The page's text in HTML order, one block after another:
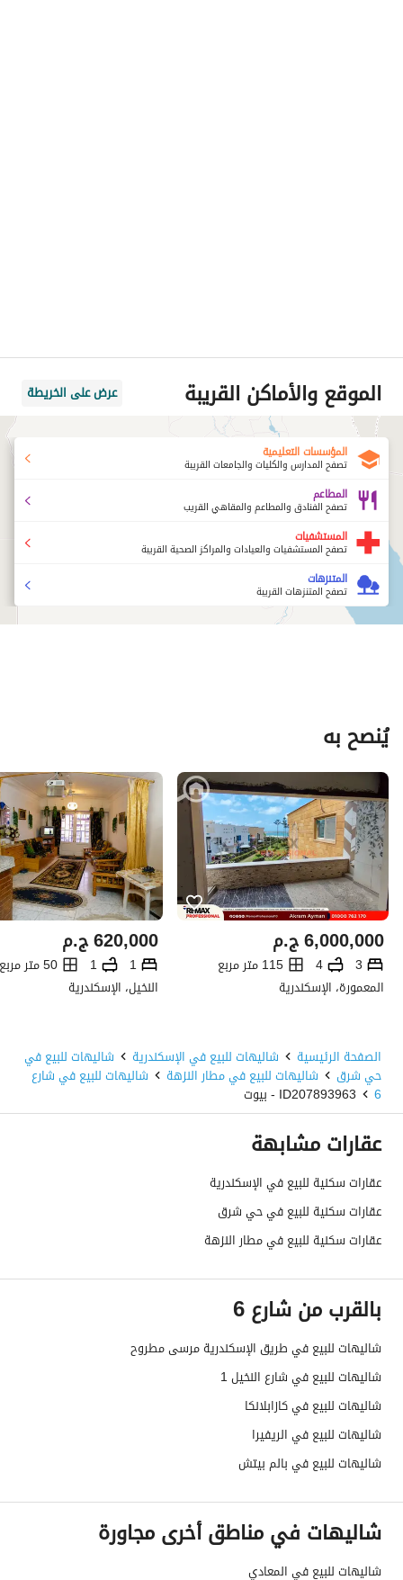
الموقع والأماكن القريبة عرض على الخريطة
المؤسسات التعليمية
تصفح المدارس والكليات والجامعات القريبة
المطاعم
تصفح الفنادق والمطاعم والمقاهي القريب
المستشفيات
تصفح المستشفيات والعيادات والمراكز الصحية القريبة
المتنزهات
تصفح المتنزهات القريبة
يُنصح به
ج.م6,000,000
3
4
115 متر مربع
المعمورة، الإسكندرية
ج.م620,000
1
1
50 متر مربع
النخيل، الإسكندرية
الصفحة الرئيسية شاليهات للبيع في الإسكندرية شاليهات للبيع في
حي شرق شاليهات للبيع في مطار النزهة شاليهات للبيع في شارع
6 ID207893963 - بيوت
عقارات مشابهة
عقارات سكنية للبيع في الإسكندرية
عقارات سكنية للبيع في حي شرق
عقارات سكنية للبيع في مطار النزهة
بالقرب من شارع 6
شاليهات للبيع في طريق الإسكندرية مرسى مطروح
شاليهات للبيع في شارع النخيل 1
شاليهات للبيع في كازابلانكا
شاليهات للبيع في الريفيرا
شاليهات للبيع في بالم بيتش
شاليهات في مناطق أخرى مجاورة
شاليهات للبيع في المعادي